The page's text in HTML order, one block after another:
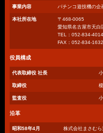
事業内容 パチンコ遊技機の企
本社所在地
〒468-0065
愛知県名古屋市天白
TEL：052-834-4014
FAX：052-834-1632
役員構成
代表取締役 社長
取締役
監査役
沿革
昭和58年4月 株式会社まさむ